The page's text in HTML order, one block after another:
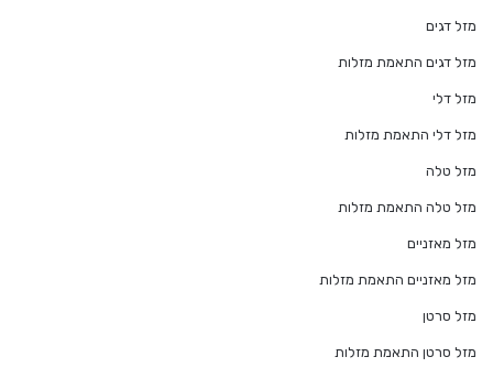
מזל דגים
מזל דגים התאמת מזלות
מזל דלי
מזל דלי התאמת מזלות
מזל טלה
מזל טלה התאמת מזלות
מזל מאזניים
מזל מאזניים התאמת מזלות
מזל סרטן
מזל סרטן התאמת מזלות